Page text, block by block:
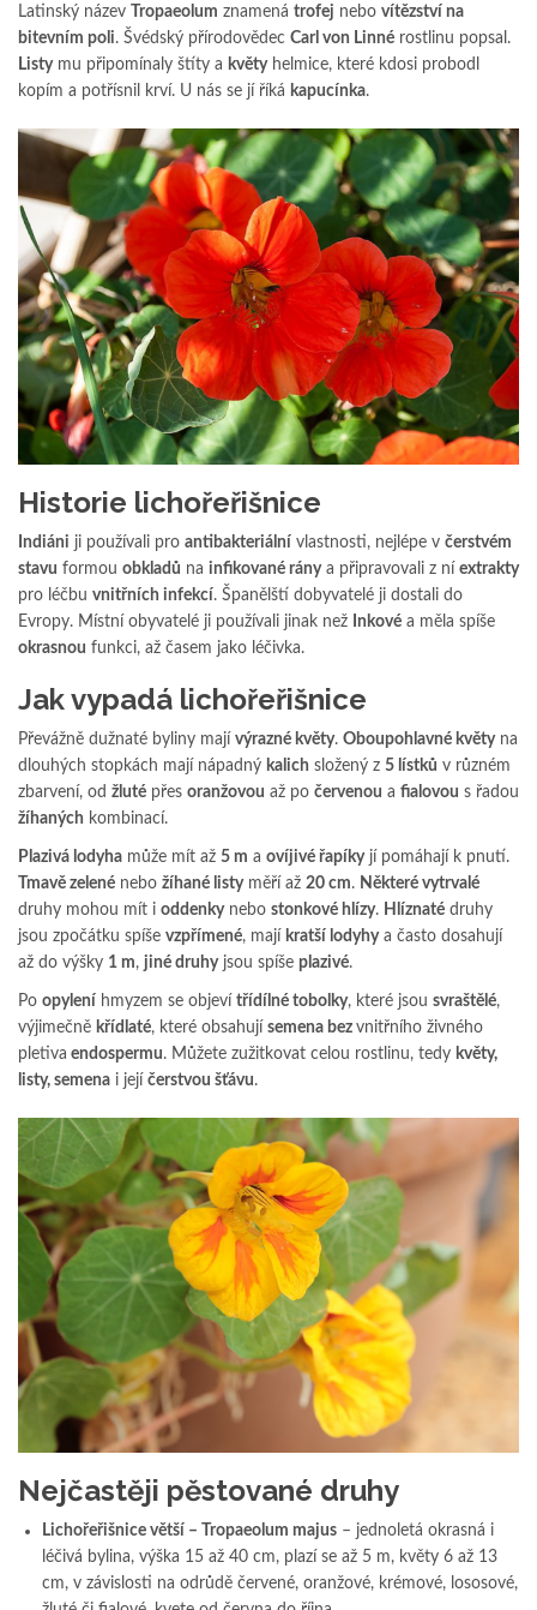
Latinský název Tropaeolum znamená trofej nebo vítězství na
bitevním poli. Švédský přírodovědec Carl von Linné rostlinu popsal.
Listymu připomínaly štíty a květyhelmice, které kdosi probodl
kopím a potřísnil krví. U nás se jí říká kapucínka.
Historie lichořeřišnice
Indiáni ji používali pro antibakteriální vlastnosti, nejlépe v čerstvém
stavu formou obkladů na infikované ránya připravovali z ní extrakty
pro léčbu vnitřních infekcí. Španělští dobyvatelé ji dostali do
Evropy. Místní obyvatelé ji používali jinak než Inkové a měla spíše
okrasnou funkci, až časem jako léčivka.
Jak vypadá lichořeřišnice
Převážně dužnaté byliny mají výrazné květy. Oboupohlavné květyna
dlouhých stopkách mají nápadný kalich složený z 5 lístků v různém
zbarvení, od žluté přes oranžovou až po červenou a fialovou s řadou
žíhaných kombinací.
Plazivá lodyha může mít až 5 m a ovíjivé řapíkyjí pomáhají k pnutí.
Tmavě zelené nebo žíhané listyměří až 20 cm. Některé vytrvalé
druhy mohou mít i oddenkynebo stonkové hlízy. Hlíznaté druhy
jsou zpočátku spíše vzpřímené, mají kratší lodyhya často dosahují
až do výšky 1 m, jiné druhyjsou spíše plazivé.
Po opylení hmyzem se objeví třídílné tobolky, které jsou svraštělé,
výjimečně křídlaté, které obsahují semena bez vnitřního živného
pletiva endospermu. Můžete zužitkovat celou rostlinu, tedy květy,
listy, semena i její čerstvou šťávu.
Nejčastěji pěstované druhy
Lichořeřišnice větší – Tropaeolum majus – jednoletá okrasná i
léčivá bylina, výška 15 až 40 cm, plazí se až 5 m, květy 6 až 13
cm, v závislosti na odrůdě červené, oranžové, krémové, lososové,